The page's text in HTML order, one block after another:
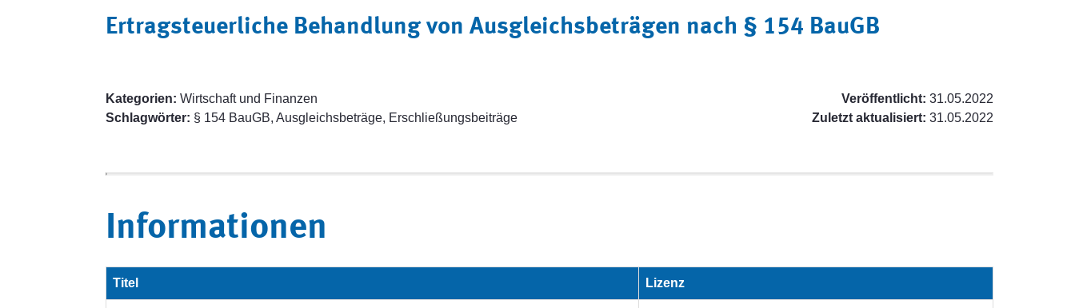
Ertragsteuerliche Behandlung von Ausgleichsbeträgen nach § 154 BauGB
Kategorien: Wirtschaft und Finanzen
Schlagwörter: § 154 BauGB, Ausgleichsbeträge, Erschließungsbeiträge
Veröffentlicht: 31.05.2022
Zuletzt aktualisiert: 31.05.2022
Informationen
Titel Lizenz